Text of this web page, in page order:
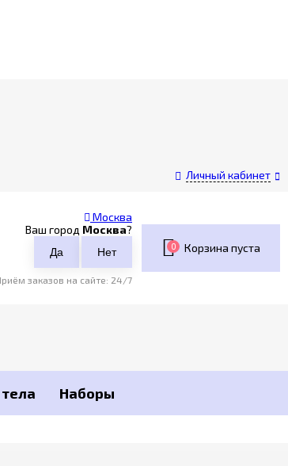
Личный кабинет
Москва
Ваш город Москва?
заказов на сайте: 24/7
0 Корзина пуста
Наборы